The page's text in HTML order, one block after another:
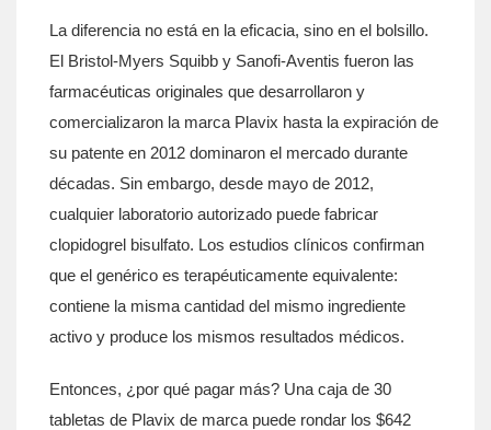
La diferencia no está en la eficacia, sino en el bolsillo.
El Bristol-Myers Squibb y Sanofi-Aventis fueron las
farmacéuticas originales que desarrollaron y
comercializaron la marca Plavix hasta la expiración de
su patente en 2012 dominaron el mercado durante
décadas. Sin embargo, desde mayo de 2012,
cualquier laboratorio autorizado puede fabricar
clopidogrel bisulfato. Los estudios clínicos confirman
que el genérico es terapéuticamente equivalente:
contiene la misma cantidad del mismo ingrediente
activo y produce los mismos resultados médicos.
Entonces, ¿por qué pagar más? Una caja de 30
tabletas de Plavix de marca puede rondar los $642